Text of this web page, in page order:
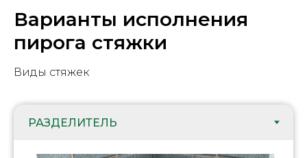
Варианты исполнения
пирога стяжки
Виды стяжек